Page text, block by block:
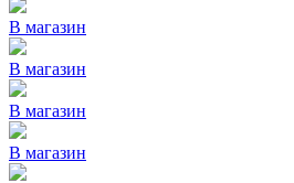
В магазин
В магазин
В магазин
В магазин